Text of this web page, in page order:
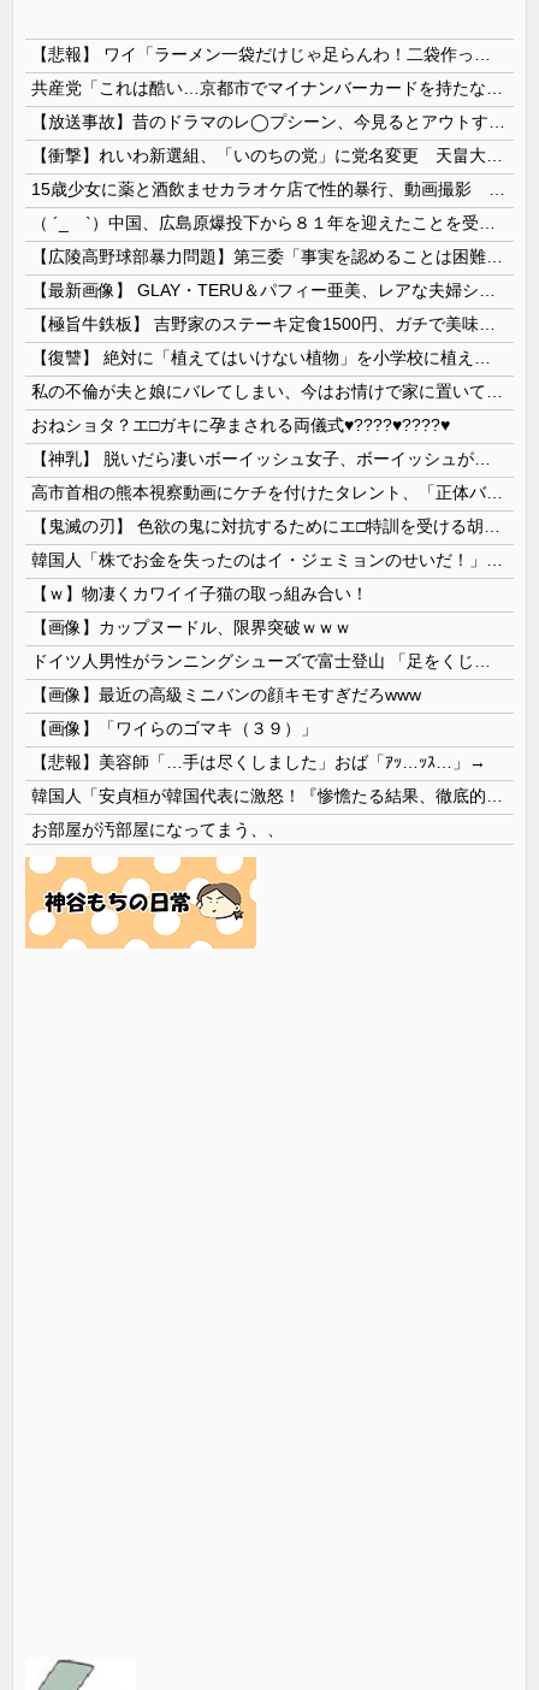
おねショタ？エ□ガキに孕まされる両儀式♥️????♥️????♥️
高市首相の熊本視察動画にケチを付けたタレント、「正体バレバレよな」と黒電話の呼び方であっさりと……
【ｗ】物凄くカワイイ子猫の取っ組み合い！
【画像】カップヌードル、限界突破ｗｗｗ
【画像】最近の高級ミニバンの顔キモすぎだろwww
【画像】「ワイらのゴマキ（３９）」
【悲報】美容師「…手は尽くしました」おば「ｱｯ…ｯｽ…」→
お部屋が汚部屋になってまう、、